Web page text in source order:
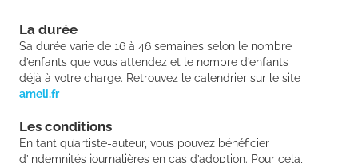
La durée
Sa durée varie de 16 à 46 semaines selon le nombre
d’enfants que vous attendez et le nombre d’enfants
déjà à votre charge. Retrouvez le calendrier sur le site
ameli.fr
Les conditions
En tant qu’artiste-auteur, vous pouvez bénéficier
d’indemnités journalières en cas d’adoption. Pour cela,